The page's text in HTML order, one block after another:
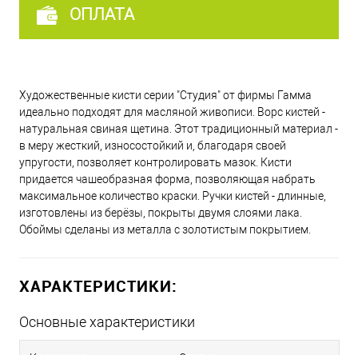
ОПЛАТА
Художественные кисти серии "Студия" от фирмы Гамма
идеально подходят для масляной живописи. Ворс кистей -
натуральная свиная щетина. Этот традиционный материал -
в меру жесткий, износостойкий и, благодаря своей
упругости, позволяет контролировать мазок. Кисти
придается чашеобразная форма, позволяющая набрать
максимальное количество краски. Ручки кистей - длинные,
изготовлены из берёзы, покрыты двумя слоями лака.
Обоймы сделаны из металла с золотистым покрытием.
ХАРАКТЕРИСТИКИ:
Основные характеристики